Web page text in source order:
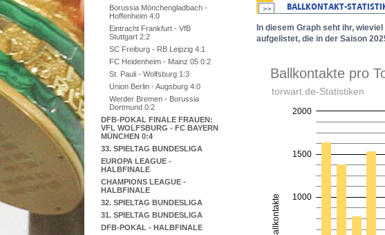
Borussia Mönchengladbach -
Hoffenheim 4:0
Eintracht Frankfurt - VfB
Stuttgart 2:2
SC Freiburg - RB Leipzig 4:1
FC Heidenheim - Mainz 05 0:2
St. Pauli - Wolfsburg 1:3
Union Berlin - Augsburg 4:0
Werder Bremen - Borussia
Dortmund 0:2
DFB-POKAL FINALE FRAUEN:
VFL WOLFSBURG - FC BAYERN
MÜNCHEN 0:4
33. SPIELTAG BUNDESLIGA
EUROPA LEAGUE -
HALBFINALE
CHAMPIONS LEAGUE -
HALBFINALE
32. SPIELTAG BUNDESLIGA
31. SPIELTAG BUNDESLIGA
DFB-POKAL - HALBFINALE
In diesem Graph seht ihr,
aufgelistet, die in der Saison